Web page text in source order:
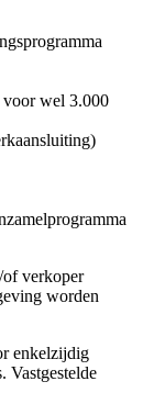
voor wel 3.000
verkoper
worden
enkelzijdig
Vastgestelde